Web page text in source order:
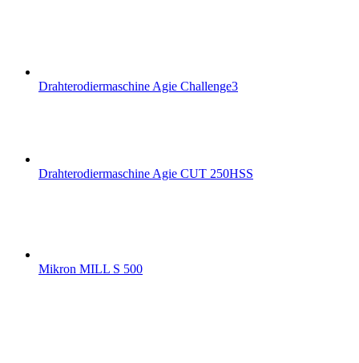
Drahterodiermaschine Agie Challenge3
Drahterodiermaschine Agie CUT 250HSS
Mikron MILL S 500